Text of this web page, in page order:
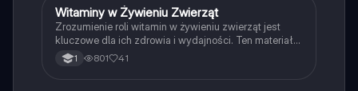
(zakres podstawowy).
Biologia
Witaminy w Żywieniu Zwierząt
Zrozumienie roli witamin w żywieniu zwierząt jest
kluczowe dla ich zdrowia i wydajności. Ten materiał
omawia funkcje poszczególnych witamin, ich
niedobory oraz skutki dla organizmu zwierzęcego.
1 801 41